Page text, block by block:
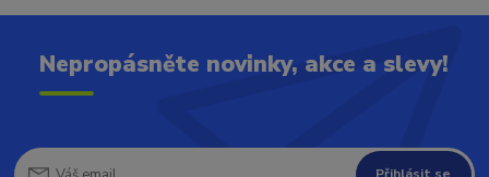
Nepropásněte novinky, akce a slevy!
Přihlásit se